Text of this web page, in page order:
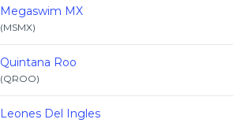
Megaswim MX
(MSMX)
Quintana Roo
(QROO)
Leones Del Ingles